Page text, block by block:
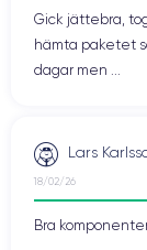
ligga i vatten i 30
eller i poolen.
varianter).
Gick jättebra,
hämta paketet
dagar men ...
Lars
18/02/26
Bra